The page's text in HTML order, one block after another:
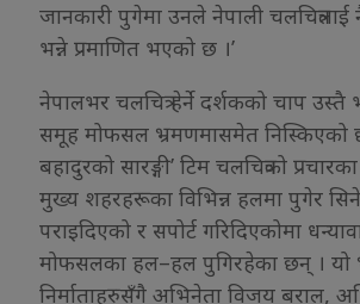
जानकारी पुगेमा उनले नेपाली चलचित्रलाई
भन्ने प्रमाणित भएको छ ।’
नेपालभर चलचित्र हेर्ने दर्शकको चाप उस्तै
समूह मोफसल भ्रमणमासमेत निस्किएको
बहादुरको सारङ्गी’ टिम चलचित्रको
मुख्य शहरहरूका विभिन्न हलमा पुगेर
पराइदिएको र सपोर्ट गरिदिएकोमा
मोफसलका हल–हल पुगिरहेका छन् । यो
निर्माताहरुसँगै अभिनेता विजय बराल,